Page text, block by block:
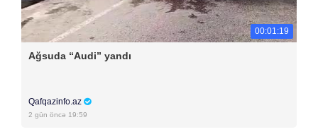
00:01:19
Ağsuda “Audi” yandı
Qafqazinfo.az
2 gün öncə 19:59